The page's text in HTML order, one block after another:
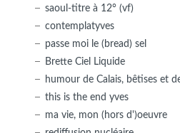
saoul-titre à 12° (vf)
contemplatyves
passe moi le (bread) sel
Brette Ciel Liquide
humour de Calais, bêtises et
this is the end yves
ma vie, mon (hors d')oeuvre